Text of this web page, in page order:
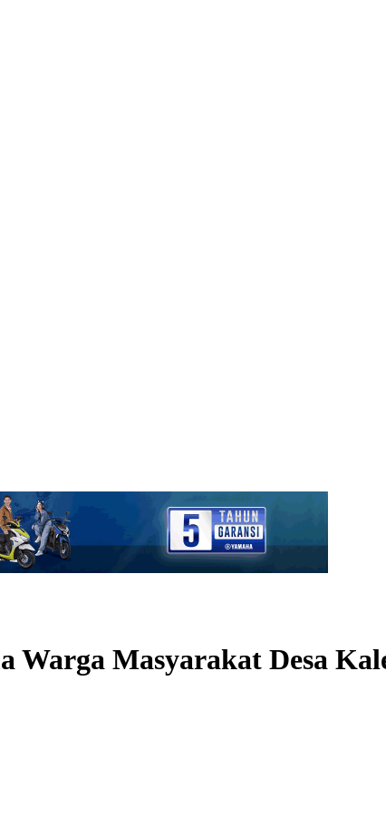
Warga Masyarakat Desa